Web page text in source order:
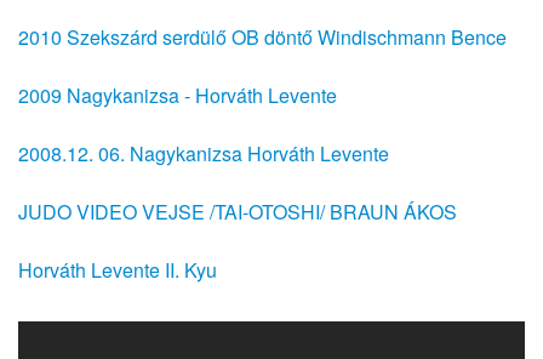
2010 Szekszárd serdülő OB döntő Windischmann Bence
2009 Nagykanizsa - Horváth Levente
2008.12. 06. Nagykanizsa Horváth Levente
JUDO VIDEO VEJSE /TAI-OTOSHI/ BRAUN ÁKOS
Horváth Levente II. Kyu